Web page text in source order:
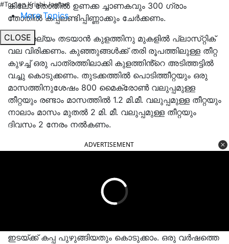
#Top on Krishi Jagran
More Topics
CLOSE
കിലോ തോതിൽ ഉണക്ക ച്ചാണകവും 300 ഗ്രാം
തോതിൽ കപ്പലണ്ടിപ്പിണ്ണാക്കും ചേർക്കണം.
പക്ഷിശല്യം തടയാൻ കുളത്തിനു മുകളിൽ പ്ലാസ്‌റ്റിക്
വല വിരിക്കണം. കുഞ്ഞുങ്ങൾക്ക് തരി രൂപത്തിലുള്ള തീറ്റ
കുഴച്ച് ഒരു പാത്രത്തിലാക്കി കുളത്തിൻ്റെ അടിത്തട്ടിൽ
വച്ചു കൊടുക്കണം. തുടക്കത്തിൽ പൊടിത്തീറ്റയും ഒരു
മാസത്തിനുശേഷം 800 മൈക്രോൺ വലുപ്പമുള്ള
തീറ്റയും രണ്ടാം മാസത്തിൽ 1.2 മി.മീ. വലുപ്പമുള്ള തീറ്റയും
നാലാം മാസം മുതൽ 2 മി. മീ. വലുപ്പമുള്ള തീറ്റയും
ദിവസം 2 നേരം നൽകണം.
ADVERTISEMENT
ഇടയ്ക്ക് കപ്പ പുഴുങ്ങിയതും കൊടുക്കാം. ഒരു വർഷത്തെ